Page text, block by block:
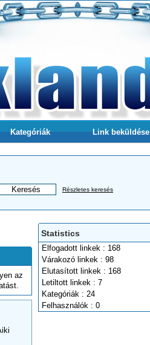
Kategóriák Link beküldése
Részletes keresés
Statistics
Elfogadott linkek : 168
Várakozó linkek : 98
Elutasított linkek : 168
Letiltott linkek : 7
Kategóriák : 24
Felhasználók : 0
az